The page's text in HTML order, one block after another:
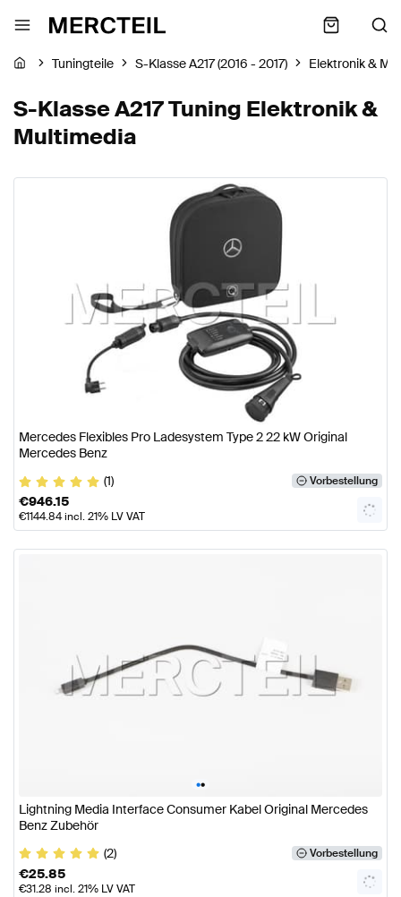
Tuningteile S-Klasse A217 (2016 - 2017) Elektronik &
S-Klasse A217 Tuning Elektronik &
Multimedia
Mercedes Flexibles Pro Ladesystem Type 2 22 kW Original
Mercedes Benz
(1)
Vorbestellung
€946.15
€1144.84incl. 21% LV VAT
••
Lightning Media Interface Consumer Kabel Original Mercedes
Benz Zubehör
(2)
Vorbestellung
€25.85
€31.28 incl. 21% LV VAT